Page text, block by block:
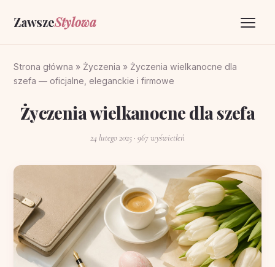
ZawszeStylowa
Życzenia
O portalu
Strona główna » Życzenia » Życzenia wielkanocne dla
szefa — oficjalne, eleganckie i firmowe
Życzenia wielkanocne dla szefa
24 lutego 2025 · 967 wyświetleń